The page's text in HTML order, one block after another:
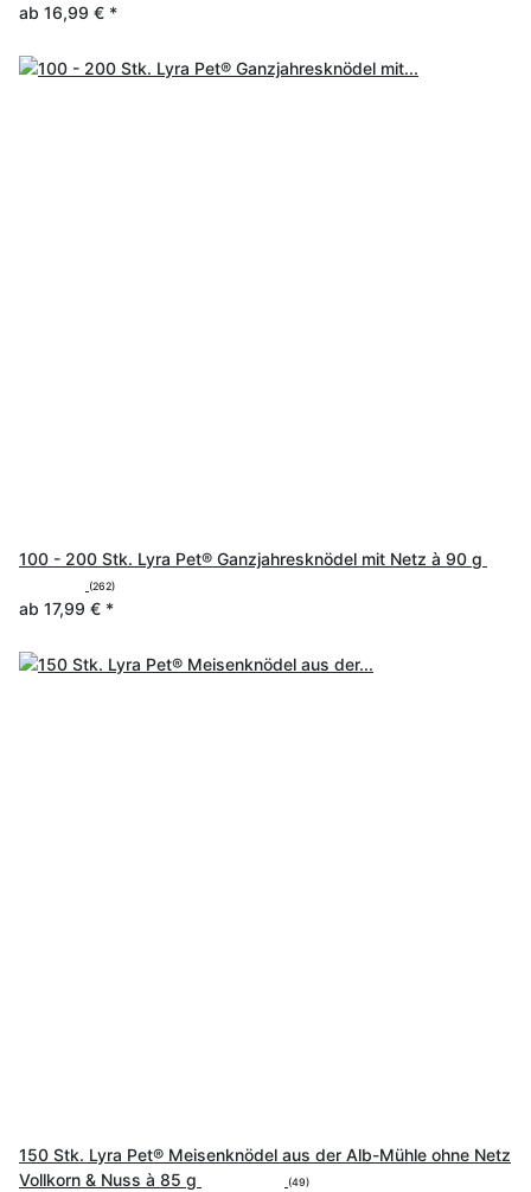
ab 16,99 € *
100 - 200 Stk. Lyra Pet® Ganzjahresknödel mit Netz à 90 g
(262)
ab 17,99 € *
150 Stk. Lyra Pet® Meisenknödel aus der Alb-Mühle ohne Netz
Vollkorn & Nuss à 85 g
(49)